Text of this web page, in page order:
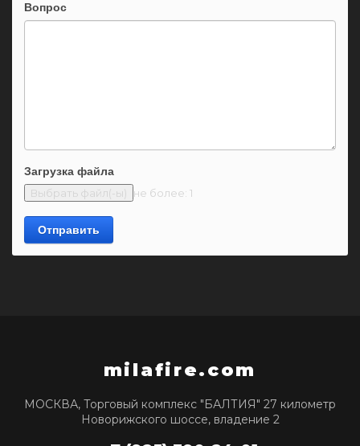
Вопрос
Загрузка файла
не более: 1
Отправить
milafire.com
МОСКВА, Торговый комплекс "БАЛТИЯ" 27 километр
Новорижского шоссе, владение 2